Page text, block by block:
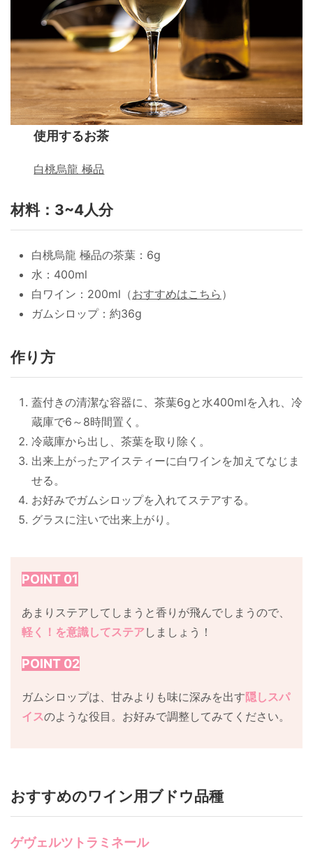
使用するお茶
白桃烏龍 極品
材料：3~4人分
白桃烏龍 極品の茶葉：6g
水：400ml
白ワイン：200ml（おすすめはこちら ）
ガムシロップ：約36g
作り方
蓋付きの清潔な容器に、茶葉6gと水400mlを入れ、冷
蔵庫で6～8時間置く。
冷蔵庫から出し、茶葉を取り除く。
出来上がったアイスティーに白ワインを加えてなじま
せる。
お好みでガムシロップを入れてステアする。
グラスに注いで出来上がり。
POINT 01
あまりステアしてしまうと香りが飛んでしまうので、
軽く！を意識してステア しましょう！
POINT 02
ガムシロップは、甘みよりも味に深みを出す隠しスパ
イスのような役目。お好みで調整してみてください。
おすすめのワイン用ブドウ品種
ゲヴェルツトラミネール